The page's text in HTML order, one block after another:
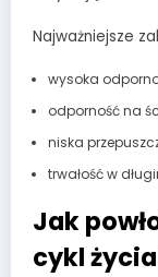
Najważniejsze
wysoka
odporność na
niska
trwałość w
Jak
cykl